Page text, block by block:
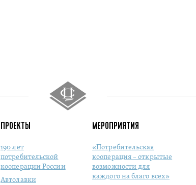
ПРОЕКТЫ
190 лет
потребительской
кооперации России
Автолавки
МЕРОПРИЯТИЯ
«Потребительская
кооперация – открытые
возможности для
каждого на благо всех»